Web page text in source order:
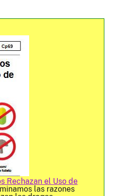
Rechazan el Uso de
las razones